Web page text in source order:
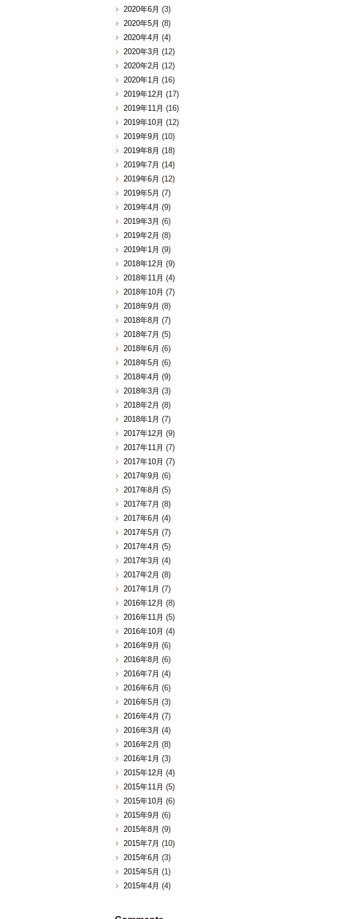
2020年6月 (3)
2020年5月 (8)
2020年4月 (4)
2020年3月 (12)
2020年2月 (12)
2020年1月 (16)
2019年12月 (17)
2019年11月 (16)
2019年10月 (12)
2019年9月 (10)
2019年8月 (18)
2019年7月 (14)
2019年6月 (12)
2019年5月 (7)
2019年4月 (9)
2019年3月 (6)
2019年2月 (8)
2019年1月 (9)
2018年12月 (9)
2018年11月 (4)
2018年10月 (7)
2018年9月 (8)
2018年8月 (7)
2018年7月 (5)
2018年6月 (6)
2018年5月 (6)
2018年4月 (9)
2018年3月 (3)
2018年2月 (8)
2018年1月 (7)
2017年12月 (9)
2017年11月 (7)
2017年10月 (7)
2017年9月 (6)
2017年8月 (5)
2017年7月 (8)
2017年6月 (4)
2017年5月 (7)
2017年4月 (5)
2017年3月 (4)
2017年2月 (8)
2017年1月 (7)
2016年12月 (8)
2016年11月 (5)
2016年10月 (4)
2016年9月 (6)
2016年8月 (6)
2016年7月 (4)
2016年6月 (6)
2016年5月 (3)
2016年4月 (7)
2016年3月 (4)
2016年2月 (8)
2016年1月 (3)
2015年12月 (4)
2015年11月 (5)
2015年10月 (6)
2015年9月 (6)
2015年8月 (9)
2015年7月 (10)
2015年6月 (3)
2015年5月 (1)
2015年4月 (4)